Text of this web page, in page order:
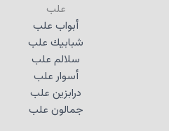
علب
أبواب علب
شبابيك علب
سلالم علب
أسوار علب
درابزين علب
جمالون علب